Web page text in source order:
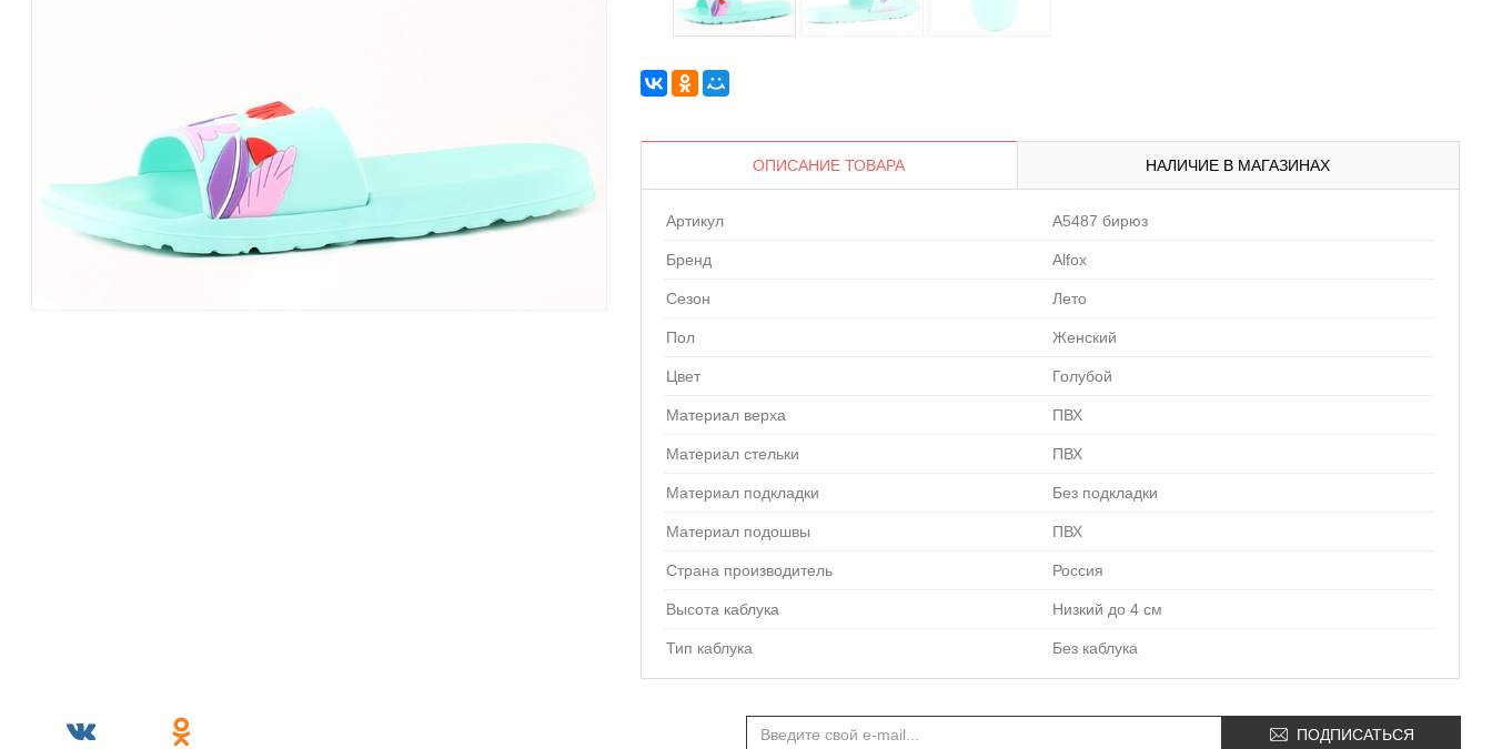
ОПИСАНИЕ ТОВАРА НАЛИЧИЕ В МАГАЗИНАХ
Артикул A5487 бирюз
Бренд Alfox
Сезон Лето
Пол Женский
Цвет Голубой
Материал верха ПВХ
Материал стельки ПВХ
Материал подкладки Без подкладки
Материал подошвы ПВХ
Страна производитель Россия
Высота каблука Низкий до 4 см
Тип каблука Без каблука
ПОДПИСАТЬСЯ